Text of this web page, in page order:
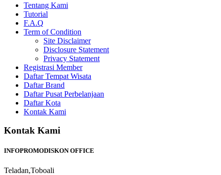
Tentang Kami
Tutorial
F.A.Q
Term of Condition
Site Disclaimer
Disclosure Statement
Privacy Statement
Registrasi Member
Daftar Tempat Wisata
Daftar Brand
Daftar Pusat Perbelanjaan
Daftar Kota
Kontak Kami
Kontak Kami
INFOPROMODISKON OFFICE
Teladan,Toboali